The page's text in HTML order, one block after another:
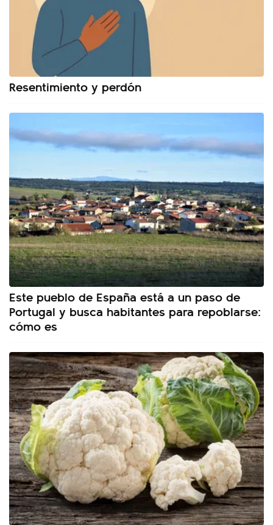
Resentimiento y perdón
Este pueblo de España está a un paso de
Portugal y busca habitantes para repoblarse:
cómo es